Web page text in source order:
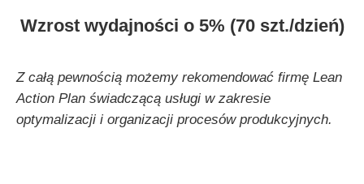
Wzrost wydajności o 5% (70 szt./dzień)
Z całą pewnością możemy rekomendować firmę Lean
Action Plan świadczącą usługi w zakresie
optymalizacji i organizacji procesów produkcyjnych.